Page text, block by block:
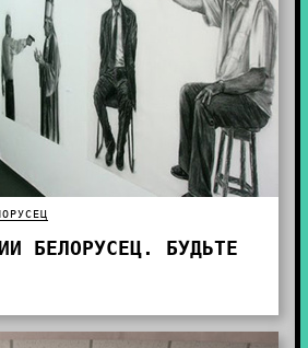
БЕЛОРУСЕЦ. БУДЬТЕ